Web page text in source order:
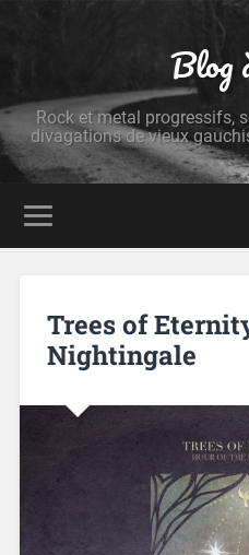
Blog
Rock et metal progressifs,
divagations de vieux
Trees of
Nightingale